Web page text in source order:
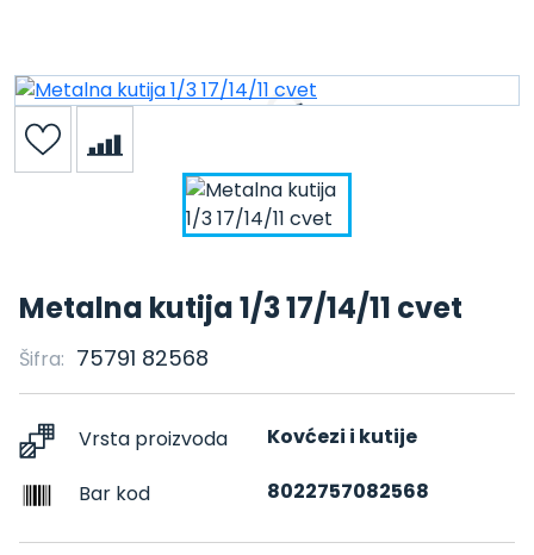
Metalna kutija 1/3 17/14/11 cvet
Šifra: 75791 82568
Vrsta proizvoda Kovćezi i kutije
Bar kod 8022757082568